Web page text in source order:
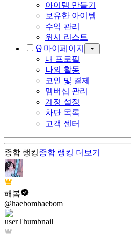
아이템 만들기
보유한 아이템
수익 관리
위시 리스트
마이페이지
내 프로필
나의 활동
코인 및 결제
멤버십 관리
계정 설정
차단 목록
고객 센터
종합 랭킹종합 랭킹 더보기
해봄
@haebomhaebom